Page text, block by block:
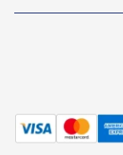
Politica de Entrega
2ª Via Nota Fiscal